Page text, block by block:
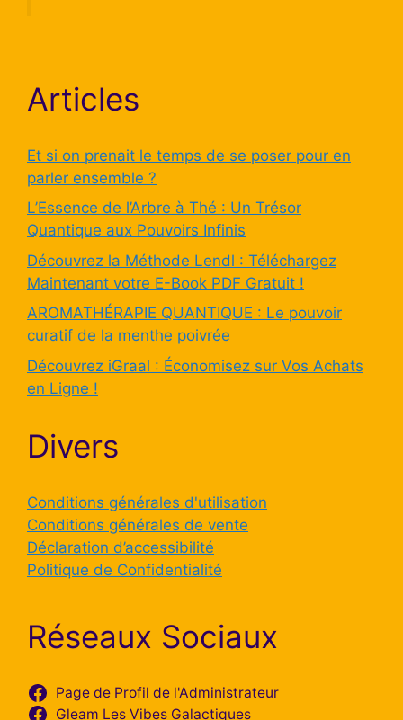
Articles
Et si on prenait le temps de se poser pour en
parler ensemble ?
L’Essence de l’Arbre à Thé : Un Trésor
Quantique aux Pouvoirs Infinis
Découvrez la Méthode Lendl : Téléchargez
Maintenant votre E-Book PDF Gratuit !
AROMATHÉRAPIE QUANTIQUE : Le pouvoir
curatif de la menthe poivrée
Découvrez iGraal : Économisez sur Vos Achats
en Ligne !
Divers
Conditions générales d'utilisation
Conditions générales de vente
Déclaration d’accessibilité
Politique de Confidentialité
Réseaux Sociaux
Page de Profil de l'Administrateur
Gleam Les Vibes Galactiques